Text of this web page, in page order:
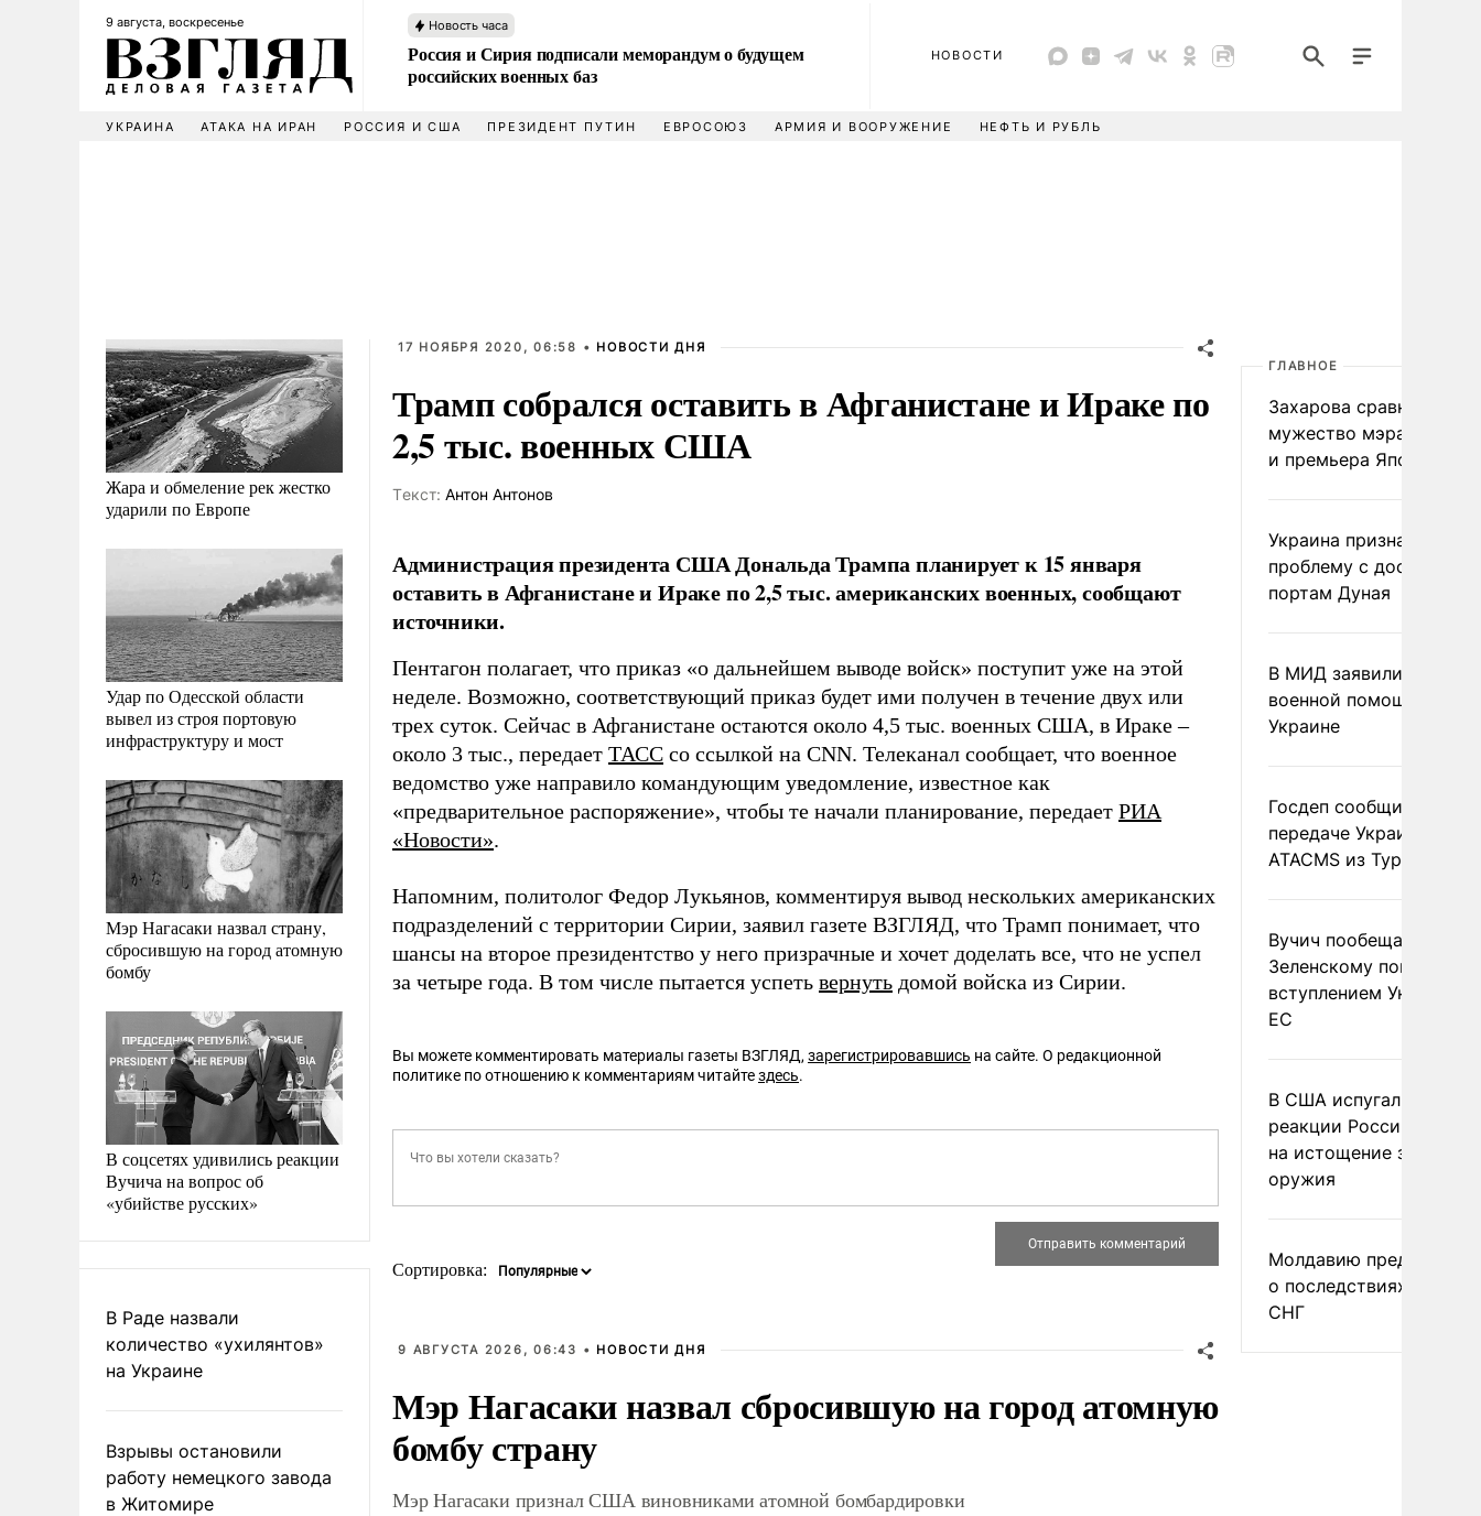
9 августа, воскресенье Новость часа
Россия и Сирия подписали меморандум о будущем
российских военных баз
НОВОСТИ
УКРАИНА АТАКА НА ИРАН РОССИЯ И США ПРЕЗИДЕНТ ПУТИН ЕВРОСОЮЗ АРМИЯ И ВООРУЖЕНИЕ НЕФТЬ И РУБЛЬ
Жара и обмеление рек жестко
ударили по Европе
Удар по Одесской области
вывел из строя портовую
инфраструктуру и мост
Мэр Нагасаки назвал страну,
сбросившую на город атомную
бомбу
В соцсетях удивились реакции
Вучича на вопрос об
«убийстве русских»
В Раде назвали
количество «ухилянтов»
на Украине
Взрывы остановили
работу немецкого завода
в Житомире
17 НОЯБРЯ 2020, 06:58 • НОВОСТИ ДНЯ
Трамп собрался оставить в Афганистане и Ираке по
2,5 тыс. военных США
Tекст: Антон Антонов
Администрация президента США Дональда Трампа планирует к 15 января
оставить в Афганистане и Ираке по 2,5 тыс. американских военных, сообщают
источники.
Пентагон полагает, что приказ «о дальнейшем выводе войск» поступит уже на этой
неделе. Возможно, соответствующий приказ будет ими получен в течение двух или
трех суток. Сейчас в Афганистане остаются около 4,5 тыс. военных США, в Ираке –
около 3 тыс., передает ТАСС со ссылкой на CNN. Телеканал сообщает, что военное
ведомство уже направило командующим уведомление, известное как
«предварительное распоряжение», чтобы те начали планирование, передает РИА
«Новости».
Напомним, политолог Федор Лукьянов, комментируя вывод нескольких американских
подразделений с территории Сирии, заявил газете ВЗГЛЯД, что Трамп понимает, что
шансы на второе президентство у него призрачные и хочет доделать все, что не успел
за четыре года. В том числе пытается успеть вернуть домой войска из Сирии.
Вы можете комментировать материалы газеты ВЗГЛЯД, зарегистрировавшись на сайте. О редакционной
политике по отношению к комментариям читайтездесь.
Сортировка:
9 АВГУСТА 2026, 06:43 • НОВОСТИ ДНЯ
Мэр Нагасаки назвал сбросившую на город атомную
бомбу страну
Мэр Нагасаки признал США виновниками атомной бомбардировки
ГЛАВНОЕ
Захарова сравнила
мужество мэра
и премьера Японии
Украина признала
проблему с доступом к
портам Дуная
В МИД заявили о
военной помощи
Украине
Госдеп сообщил о
передаче Украине
ATACMS из Турции
Вучич пообещал
Зеленскому помочь со
вступлением Украины в
ЕС
В США испугались
реакции России и
на истощение запасов
оружия
Молдавию
о последствиях выхода
СНГ